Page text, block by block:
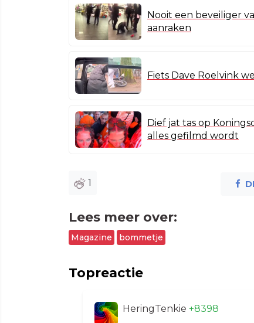
Nooit een beveiliger
aanraken
Fiets Dave Roelvink
Dief jat tas op
alles gefilmd wordt
1
Lees meer over:
Magazine bommetje
Topreactie
HeringTenkie +8398